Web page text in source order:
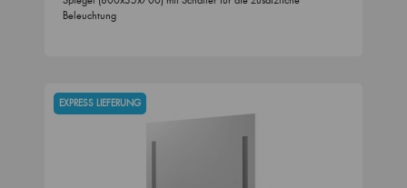
Beleuchtung
EXPRESS LIEFERUNG